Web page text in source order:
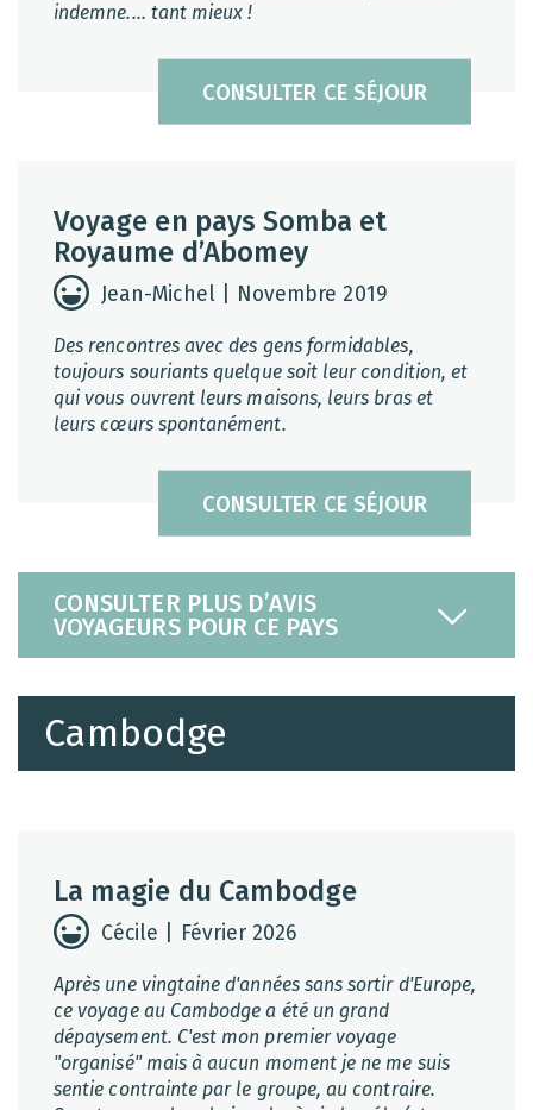
CONSULTER CE SÉJOUR
indemne.... tant mieux !
Voyage en pays Somba et
Royaume d’Abomey
Jean-Michel | Novembre 2019
CONSULTER CE SÉJOUR
Des rencontres avec des gens formidables,
toujours souriants quelque soit leur condition, et
qui vous ouvrent leurs maisons, leurs bras et
leurs cœurs spontanément.
CONSULTER PLUS D’AVIS
VOYAGEURS POUR CE PAYS
Cambodge
La magie du Cambodge
Cécile | Février 2026
Après une vingtaine d'années sans sortir d'Europe,
ce voyage au Cambodge a été un grand
dépaysement. C'est mon premier voyage
"organisé" mais à aucun moment je ne me suis
sentie contrainte par le groupe, au contraire.